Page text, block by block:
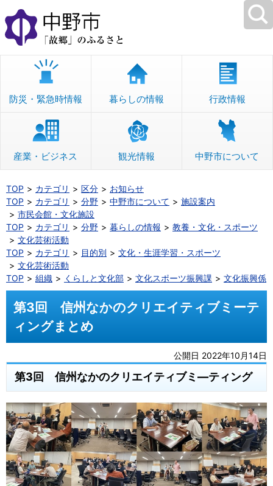
本
文
へ
移
防災・緊急時情報 暮らしの情報 行政情報
産業・ビジネス 観光情報 中野市について
TOP カテゴリ 区分
お知らせ
TOP
カテゴリ 分野 中野市について
施設案内
市民会館・文化施設
TOP
カテゴリ 分野 暮らしの情報
教養・文化・スポーツ
文化芸術活動
TOP
カテゴリ 目的別
文化・生涯学習・スポーツ
文化芸術活動
TOP
組織 くらしと文化部 文化スポーツ振興課 文化振興係
第3回 信州なかのクリエイティブミーテ
ィングまとめ
公開日 2022年10月14日
第3回 信州なかのクリエイティブミ―ティング